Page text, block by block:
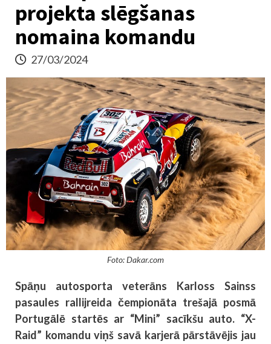
projekta slēgšanas
nomaina komandu
27/03/2024
Foto: Dakar.com
Spāņu autosporta veterāns Karloss Sainss
pasaules rallijreida čempionāta trešajā posmā
Portugālē startēs ar “Mini” sacīkšu auto. “X-
Raid” komandu viņš savā karjerā pārstāvējis jau